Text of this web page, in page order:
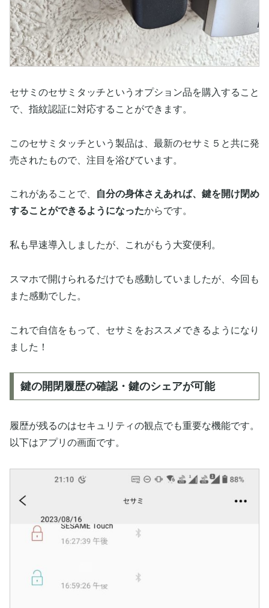
セサミのセサミタッチというオプション品を購入すること
で、指紋認証に対応することができます。
このセサミタッチという製品は、最新のセサミ５と共に発
売されたもので、注目を浴びています。
これがあることで、
自分の身体さえあれば、鍵を開け閉め
することができるようになったからです。
私も早速導入しましたが、これがもう大変便利。
スマホで開けられるだけでも感動していましたが、今回も
また感動でした。
これで自信をもって、セサミをおススメできるようになり
ました！
鍵の開閉履歴の確認・鍵のシェアが可能
履歴が残るのはセキュリティの観点でも重要な機能です。
以下はアプリの画面です。